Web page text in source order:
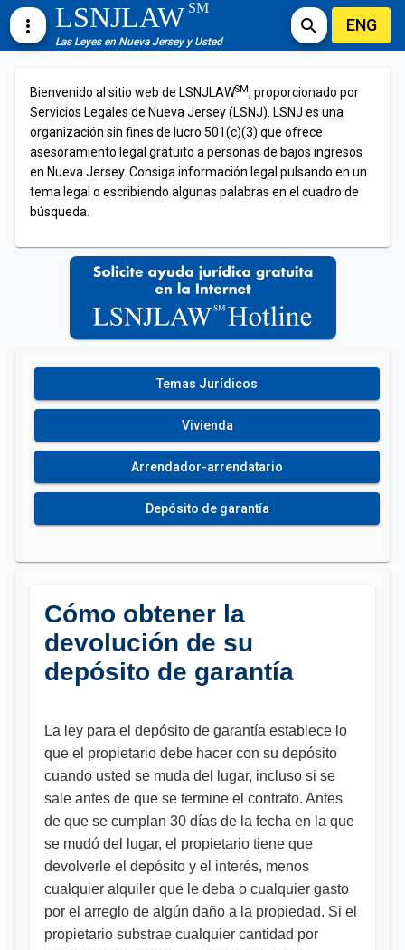
more_vert LSNJLAWSM
Las Leyes en Nueva Jersey y Usted
search ENG
Bienvenido al sitio web de LSNJLAWSM, proporcionado por
Servicios Legales de Nueva Jersey (LSNJ). LSNJ es una
organización sin fines de lucro 501(c)(3) que ofrece
asesoramiento legal gratuito a personas de bajos ingresos
en Nueva Jersey. Consiga información legal pulsando en un
tema legal o escribiendo algunas palabras en el cuadro de
búsqueda.
Temas Jurídicos
Vivienda
Arrendador-arrendatario
Depósito de garantía
Cómo obtener la
devolución de su
depósito de garantía
La ley para el depósito de garantía establece lo
que el propietario debe hacer con su depósito
cuando usted se muda del lugar, incluso si se
sale antes de que se termine el contrato. Antes
de que se cumplan 30 días de la fecha en la que
se mudó del lugar, el propietario tiene que
devolverle el depósito y el interés, menos
cualquier alquiler que le deba o cualquier gasto
por el arreglo de algún daño a la propiedad. Si el
propietario substrae cualquier cantidad por